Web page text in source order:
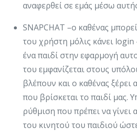
αναφερθεί σε εμάς μέσω
SNAPCHAT –ο καθένας
του χρήστη μόλις κάνει
ένα παιδί στην εφαρμογή
του εμφανίζεται στους
βλέπουν και ο καθένας ξέρει
που βρίσκεται το παιδί μας.
ρύθμιση που πρέπει να
του κινητού του παιδιού